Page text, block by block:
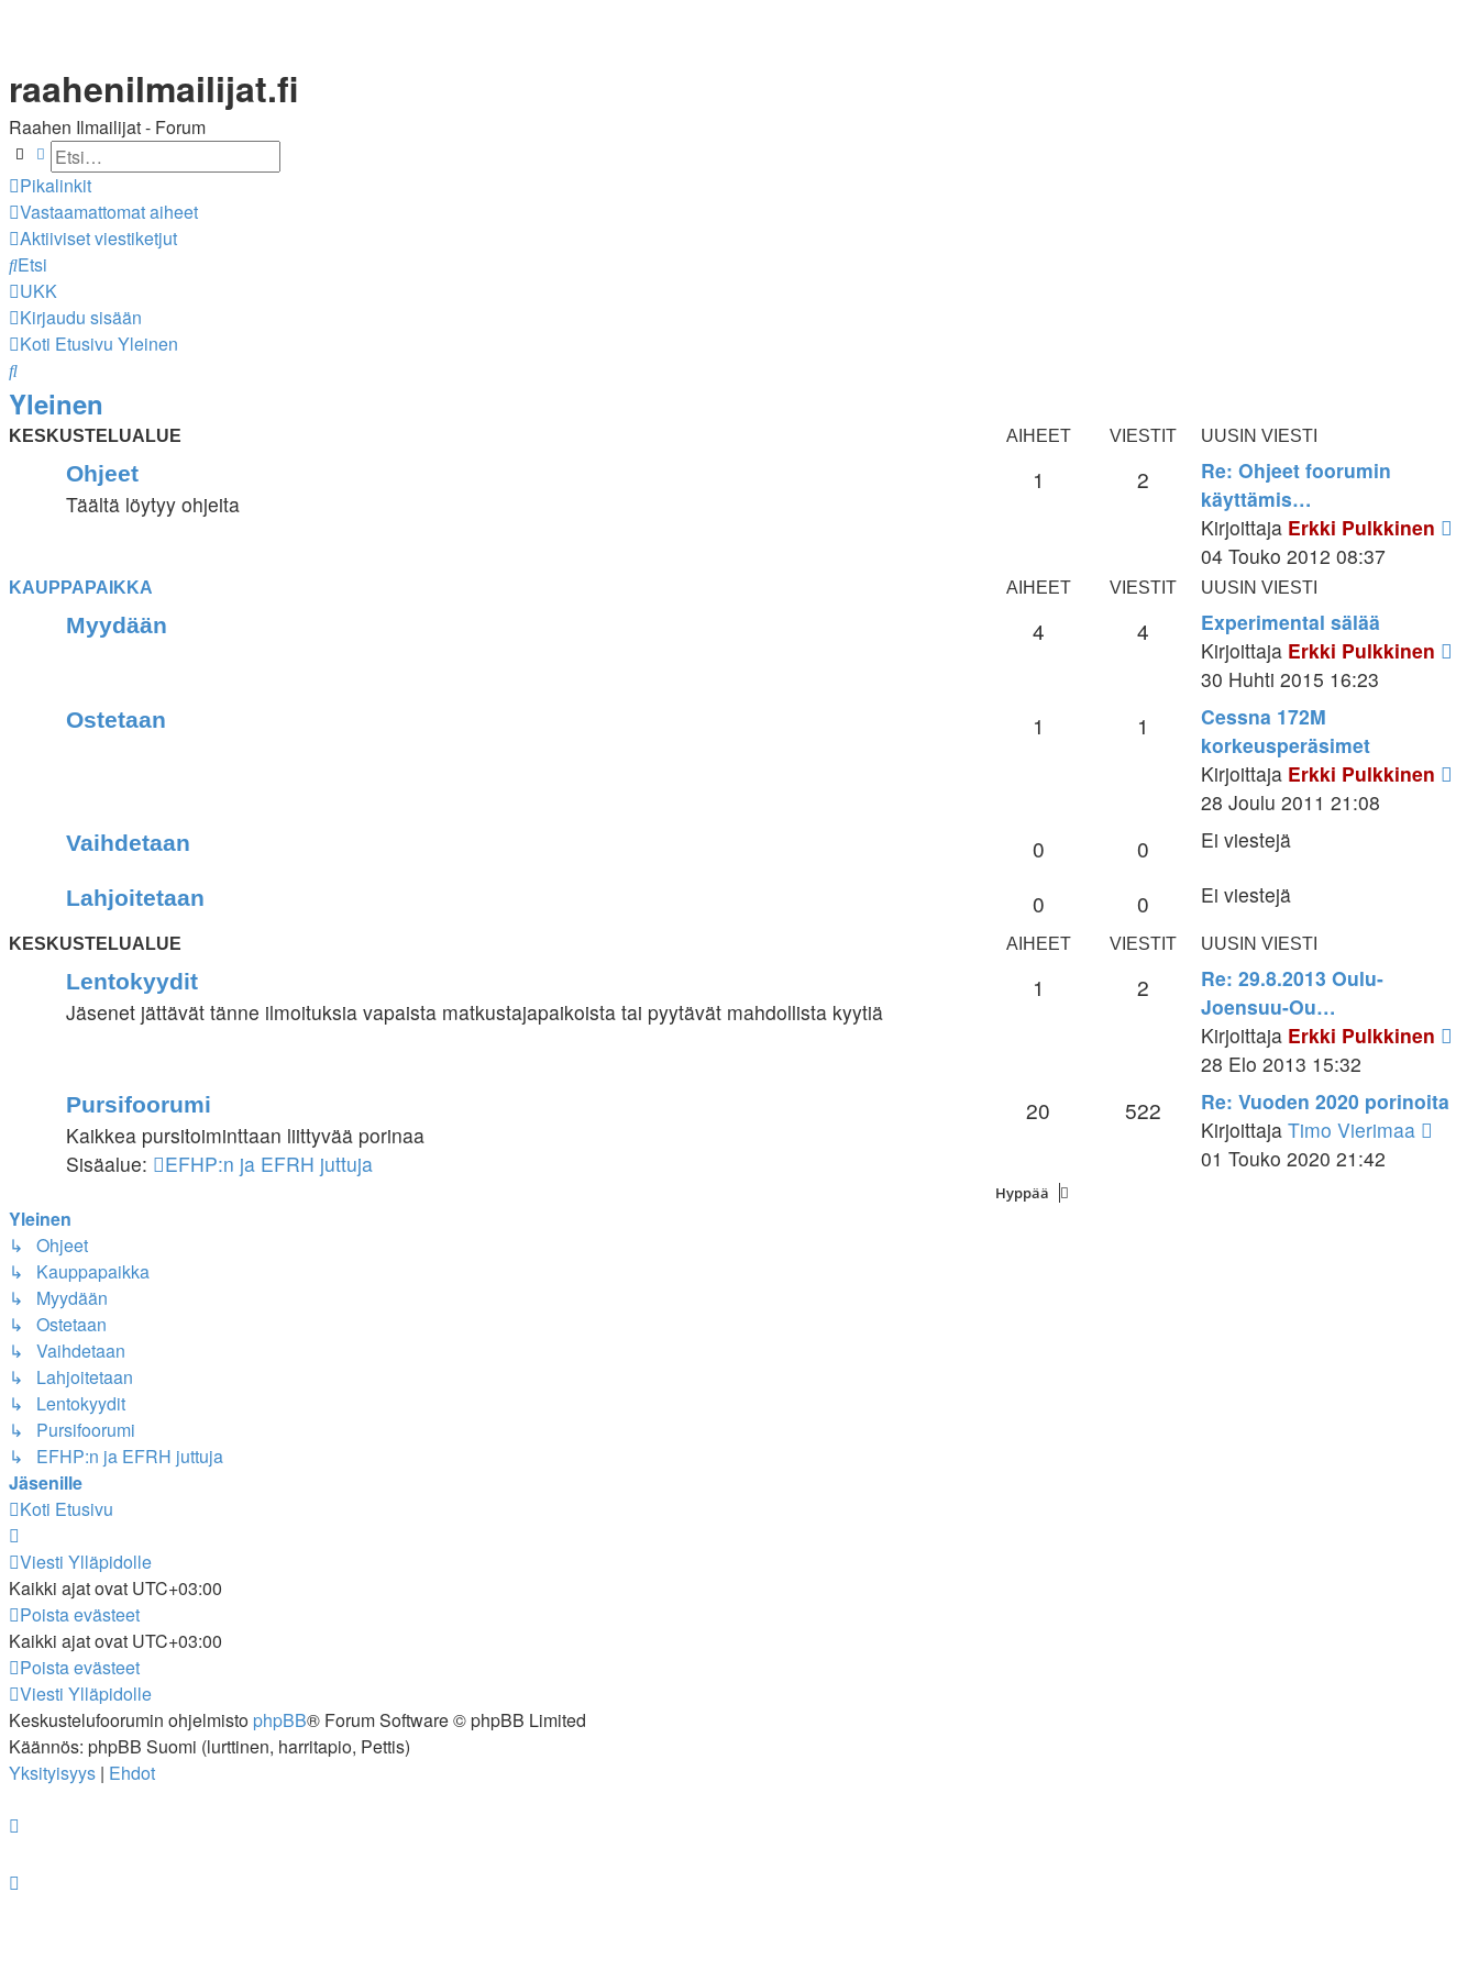
raahenilmailijat.fi
Raahen Ilmailijat - Forum
Etsi Tarkennettu haku
Pikalinkit
Vastaamattomat aiheet
Aktiiviset viestiketjut
Etsi
UKK
Kirjaudu sisään
Koti Etusivu Yleinen
Etsi
Yleinen
KESKUSTELUALUE AIHEET VIESTIT UUSIN VIESTI
Ohjeet
Täältä löytyy ohjeita
1 2
Re: Ohjeet foorumin
käyttämis…
Kirjoittaja Erkki Pulkkinen
04 Touko 2012 08:37
KAUPPAPAIKKA AIHEET VIESTIT UUSIN VIESTI
Myydään 4 4
Experimental sälää
Kirjoittaja Erkki Pulkkinen
30 Huhti 2015 16:23
Ostetaan 1 1
Cessna 172M
korkeusperäsimet
Kirjoittaja Erkki Pulkkinen
28 Joulu 2011 21:08
Vaihdetaan 0 0 Ei viestejä
Lahjoitetaan 0 0 Ei viestejä
KESKUSTELUALUE AIHEET VIESTIT UUSIN VIESTI
Lentokyydit
Jäsenet jättävät tänne ilmoituksia vapaista matkustajapaikoista tai pyytävät mahdollista kyytiä
1 2
Re: 29.8.2013 Oulu-
Joensuu-Ou…
Kirjoittaja Erkki Pulkkinen
28 Elo 2013 15:32
Pursifoorumi
Kaikkea pursitoiminttaan liittyvää porinaa
Sisäalue:
EFHP:n ja EFRH juttuja
20 522
Re: Vuoden 2020 porinoita
Kirjoittaja Timo Vierimaa
01 Touko 2020 21:42
Hyppää
Yleinen
↳ Ohjeet
↳ Kauppapaikka
↳ Myydään
↳ Ostetaan
↳ Vaihdetaan
↳ Lahjoitetaan
↳ Lentokyydit
↳ Pursifoorumi
↳ EFHP:n ja EFRH juttuja
Jäsenille
Koti Etusivu
Viesti Ylläpidolle
Kaikki ajat ovat UTC+03:00
Poista evästeet
Kaikki ajat ovat UTC+03:00
Poista evästeet
Viesti Ylläpidolle
Keskustelufoorumin ohjelmisto phpBB® Forum Software © phpBB Limited
Käännös: phpBB Suomi (lurttinen, harritapio, Pettis)
Yksityisyys | Ehdot